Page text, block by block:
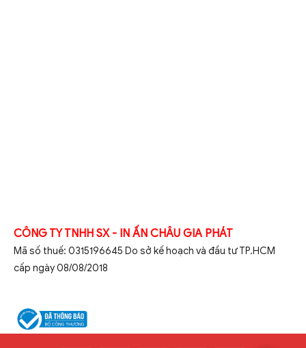
CÔNG TY TNHH SX - IN ẤN CHÂU GIA PHÁT
Mã số thuế: 0315196645 Do sở kế hoạch và đầu tư TP.HCM
cấp ngày 08/08/2018